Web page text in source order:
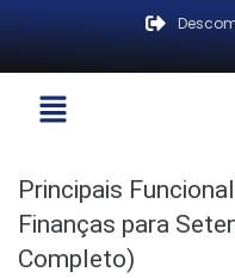
Principais
Finanças para
Completo)